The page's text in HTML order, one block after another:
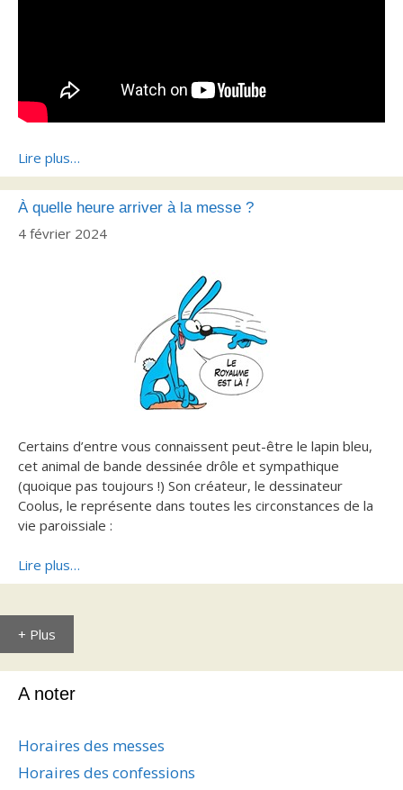
Lire plus…
À quelle heure arriver à la messe ?
4 février 2024
Certains d’entre vous connaissent peut-être le lapin bleu,
cet animal de bande dessinée drôle et sympathique
(quoique pas toujours !) Son créateur, le dessinateur
Coolus, le représente dans toutes les circonstances de la
vie paroissiale :
Lire plus…
+ Plus
A noter
Horaires des messes
Horaires des confessions